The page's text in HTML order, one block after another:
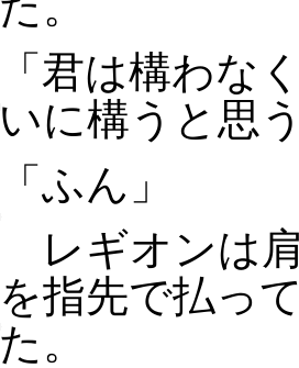
「君は構わな
いに構うと思
「ふん」
レギオンは
を指先で払っ
た。